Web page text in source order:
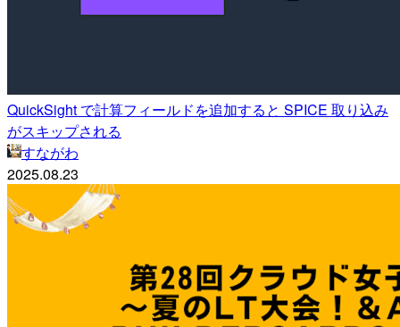
QuickSight で計算フィールドを追加すると SPICE 取り込み
がスキップされる
すながわ
2025.08.23